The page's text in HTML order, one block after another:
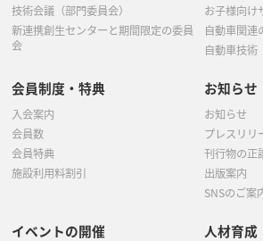
技術会議（部門委員会）
新連携創生センターと期間限定の委員
会
お子様向け
自動車関連
自動車技
会員制度・特典
入会案内
会員数
会員特典
施設利用料割引
お知らせ
お知らせ
プレスリリ
刊行物の正
出版案内
SNSのご案
イベントの開催 人材育成